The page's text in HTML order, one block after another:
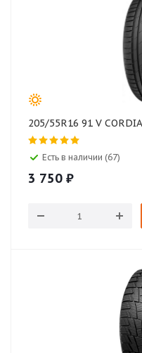
205/55R16 91 V
Есть в наличии (67)
3 750 ₽